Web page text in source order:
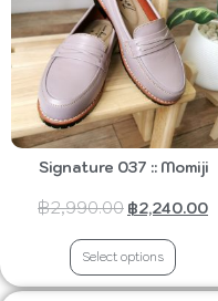
Signature 037 :: Momiji
฿2,990.00 ฿2,240.00
Select options